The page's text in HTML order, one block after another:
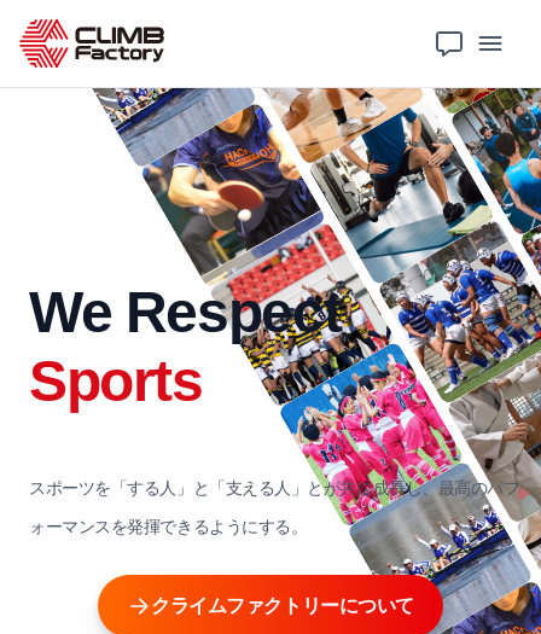
We Respect
Sports
スポーツを​「する​人」と​「支える​人」とが共に​成長し、​最高の​パフ
ォーマンスを​発揮できるように​する。
クライムファクトリーについて